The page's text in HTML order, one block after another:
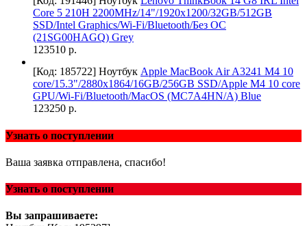
Core 5 210H 2200MHz/14"/1920x1200/32GB/512GB
SSD/Intel Graphics/Wi-Fi/Bluetooth/Без ОС
(21SG00HAGQ) Grey
123510 р.
[Код: 185722] Ноутбук Apple MacBook Air A3241 M4 10
core/15.3"/2880x1864/16GB/256GB SSD/Apple M4 10 core
GPU/Wi-Fi/Bluetooth/MacOS (MC7A4HN/A) Blue
123250 р.
Узнать о поступлении
Ваша заявка отправлена, спасибо!
Узнать о поступлении
Вы запрашиваете: